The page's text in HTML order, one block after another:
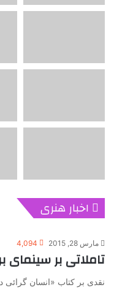
اخبار هنری
مارس 28, 2015 4,094
تاملاتی بر سینمای
نقدی بر کتاب «انسان